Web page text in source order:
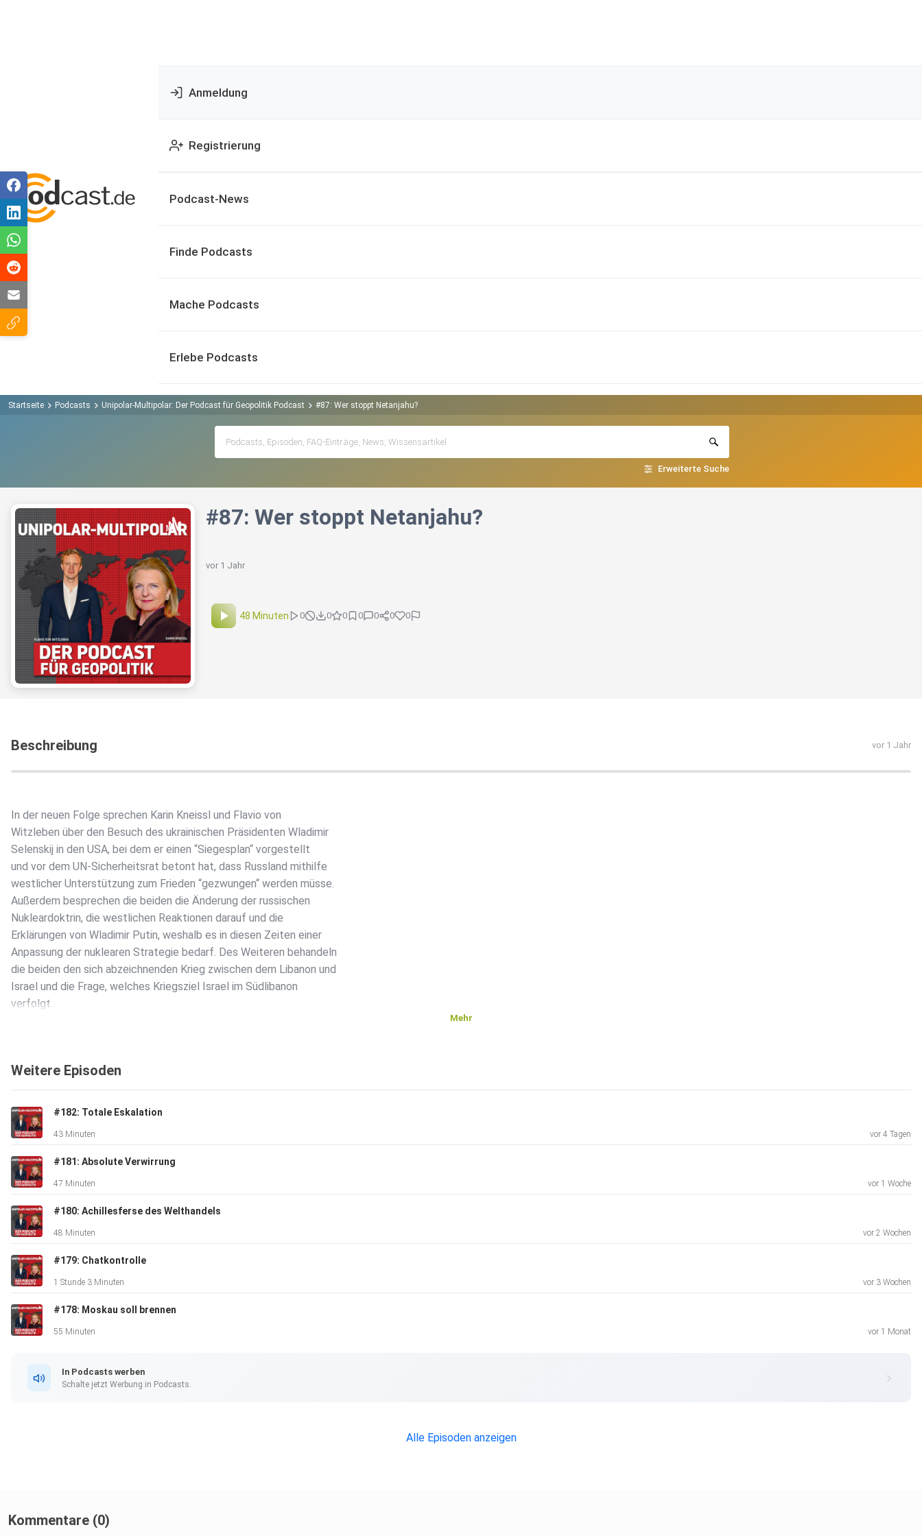
Anmeldung
Registrierung
Podcast-News
Finde Podcasts
Mache Podcasts
Erlebe Podcasts
Startseite Podcasts Unipolar-Multipolar: Der Podcast für Geopolitik Podcast #87: Wer stoppt Netanjahu?
Erweiterte Suche
#87: Wer stoppt Netanjahu?
vor 1 Jahr
48 Minuten 0 0 0 0 0 0 0
Beschreibung vor 1 Jahr
In der neuen Folge sprechen Karin Kneissl und Flavio von
Witzleben über den Besuch des ukrainischen Präsidenten Wladimir
Selenskij in den USA, bei dem er einen “Siegesplan“ vorgestellt
und vor dem UN-Sicherheitsrat betont hat, dass Russland mithilfe
westlicher Unterstützung zum Frieden “gezwungen“ werden müsse.
Außerdem besprechen die beiden die Änderung der russischen
Nukleardoktrin, die westlichen Reaktionen darauf und die
Erklärungen von Wladimir Putin, weshalb es in diesen Zeiten einer
Anpassung der nuklearen Strategie bedarf. Des Weiteren behandeln
die beiden den sich abzeichnenden Krieg zwischen dem Libanon und
Israel und die Frage, welches Kriegsziel Israel im Südlibanon
verfolgt.
Mehr
Weitere Episoden
#182: Totale Eskalation
43 Minuten vor 4 Tagen
#181: Absolute Verwirrung
47 Minuten vor 1 Woche
#180: Achillesferse des Welthandels
48 Minuten vor 2 Wochen
#179: Chatkontrolle
1 Stunde 3 Minuten vor 3 Wochen
#178: Moskau soll brennen
55 Minuten vor 1 Monat
In Podcasts werben
Schalte jetzt Werbung in Podcasts.
Alle Episoden anzeigen
Kommentare (0)